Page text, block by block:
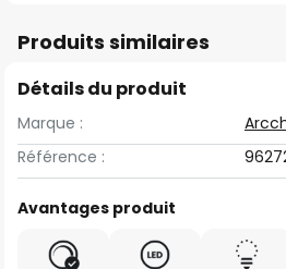
Produits similaires
Détails du produit
Marque :
Référence :
Avantages produit